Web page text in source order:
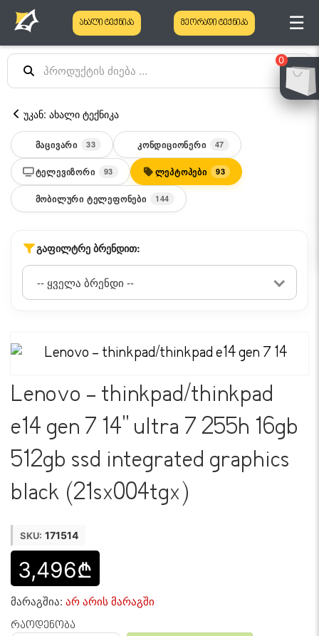
0
ახალი ტექნიკა მეორადი ტექნიკა ☰
უკან: ახალი ტექნიკა
ᲛᲐᲪᲘᲕᲐᲠᲘ 33 ᲙᲝᲜᲓᲘᲪᲘᲝᲜᲔᲠᲘ 47
ᲢᲔᲚᲔᲕᲘᲖᲝᲠᲘ 93 ᲚᲔᲞᲢᲝᲞᲔᲑᲘ 93
ᲛᲝᲑᲘᲚᲣᲠᲘ ᲢᲔᲚᲔᲤᲝᲜᲔᲑᲘ 144
ᲒᲐᲤᲘᲚᲢᲠᲔ ᲑᲠᲔᲜᲓᲘᲗ:
Lenovo - thinkpad/thinkpad
e14 gen 7 14" ultra 7 255h 16gb
512gb ssd integrated graphics
black (21sx004tgx)
SKU: 171514
3,496₾
მარაგშია: არ არის მარაგში
რაოდენობა